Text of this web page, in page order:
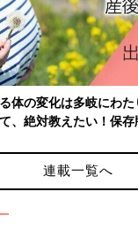
・ママ 男の子８歳、
とりの天才
てー！ぼくも むしと
りの天才。お兄ちゃ
さな小さなしげみなの
イタドリの葉っぱを見
。ノブドウの葉っぱが
体の変化は多岐にわ
、絶対教えたい！保
連載一覧へ